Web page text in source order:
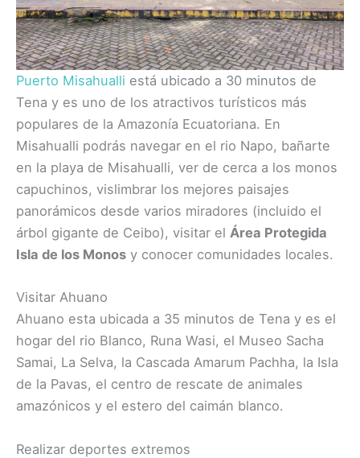
Puerto Misahualli está ubicado a 30 minutos de
Tena y es uno de los atractivos turísticos más
populares de la Amazonía Ecuatoriana. En
Misahualli podrás navegar en el rio Napo, bañarte
en la playa de Misahualli, ver de cerca a los monos
capuchinos, vislimbrar los mejores paisajes
panorámicos desde varios miradores (incluido el
árbol gigante de Ceibo), visitar el Área Protegida
Isla de los Monos y conocer comunidades locales.
Visitar Ahuano
Ahuano esta ubicada a 35 minutos de Tena y es el
hogar del rio Blanco, Runa Wasi, el Museo Sacha
Samai, La Selva, la Cascada Amarum Pachha, la Isla
de la Pavas, el centro de rescate de animales
amazónicos y el estero del caimán blanco.
Realizar deportes extremos